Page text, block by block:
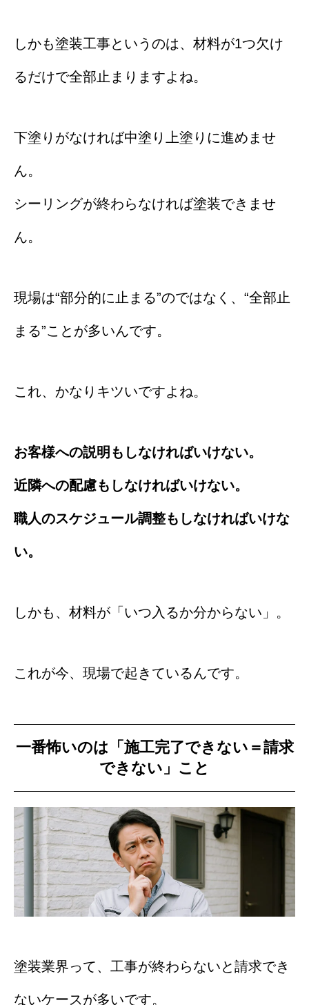
しかも塗装工事というのは、材料が1つ欠け
るだけで全部止まりますよね。
下塗りがなければ中塗り上塗りに進めませ
ん。
シーリングが終わらなければ塗装できませ
ん。
現場は“部分的に止まる”のではなく、“全部止
まる”ことが多いんです。
これ、かなりキツいですよね。
お客様への説明もしなければいけない。
近隣への配慮もしなければいけない。
職人のスケジュール調整もしなければいけな
い。
しかも、材料が「いつ入るか分からない」。
これが今、現場で起きているんです。
一番怖いのは「施工完了できない＝請求
できない」こと
塗装業界って、工事が終わらないと請求でき
ないケースが多いです。